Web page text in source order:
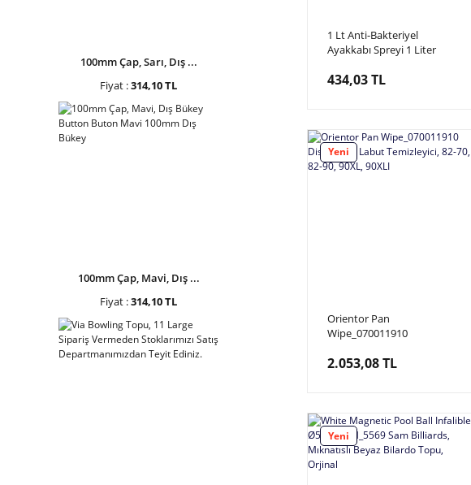
100mm Çap, Sarı, Dış ...
Fiyat :314,10 TL
100mm Çap, Mavi, Dış ...
Fiyat :314,10 TL
1 Lt Anti-Bakteriyel
Ayakkabı Spreyi 1 Liter
434,03 TL
Yeni
Orientor Pan
Wipe_070011910
Temizleyici, 82-70, 82-90,
2.053,08 TL
Yeni